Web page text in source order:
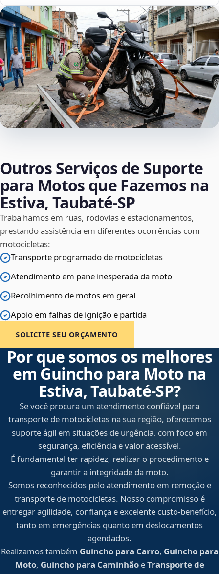
Outros Serviços de Suporte
para Motos que Fazemos na
Estiva, Taubaté‑SP
Trabalhamos em ruas, rodovias e estacionamentos,
prestando assistência em diferentes ocorrências com
motocicletas:
Transporte programado de motocicletas
Atendimento em pane inesperada da moto
Recolhimento de motos em geral
Apoio em falhas de ignição e partida
SOLICITE SEU ORÇAMENTO
Por que somos os melhores
em Guincho para Moto na
Estiva, Taubaté‑SP?
Se você procura um atendimento confiável para
transporte de motocicletas na sua região, oferecemos
suporte ágil em situações de urgência, com foco em
segurança, eficiência e valor acessível.
É fundamental ter rapidez, realizar o procedimento e
garantir a integridade da moto.
Somos reconhecidos pelo atendimento em remoção e
transporte de motocicletas. Nosso compromisso é
entregar agilidade, confiança e excelente custo-benefício,
tanto em emergências quanto em deslocamentos
agendados.
Realizamos também Guincho para Carro, Guincho para
Moto, Guincho para CaminhãoeTransporte de